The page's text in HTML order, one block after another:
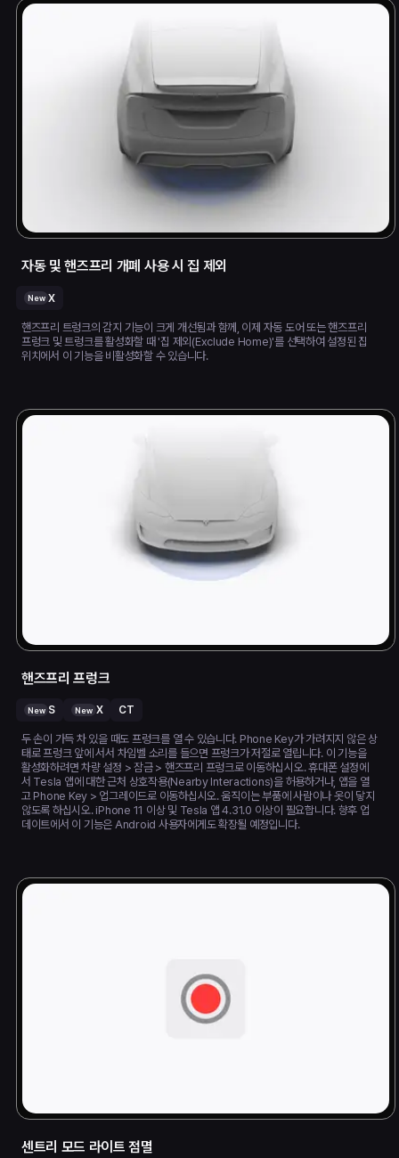
자동 및 핸즈프리 개폐 사용 시 집 제외
New X
핸즈프리 트렁크의 감지 기능이 크게 개선됨과 함께, 이제 자동 도어 또는 핸즈프리
프렁크 및 트렁크를 활성화할 때 '집 제외(Exclude Home)'를 선택하여 설정된 집
위치에서 이 기능을 비활성화할 수 있습니다.
핸즈프리 프렁크
New S New X CT
두 손이 가득 차 있을 때도 프렁크를 열 수 있습니다. Phone Key가 가려지지 않은 상
태로 프렁크 앞에 서서 차임벨 소리를 들으면 프렁크가 저절로 열립니다. 이 기능을
활성화하려면 차량 설정 > 잠금 > 핸즈프리 프렁크로 이동하십시오. 휴대폰 설정에
서 Tesla 앱에 대한 근처 상호작용(Nearby Interactions)을 허용하거나, 앱을 열
고 Phone Key > 업그레이드로 이동하십시오. 움직이는 부품에 사람이나 옷이 닿지
않도록 하십시오. iPhone 11 이상 및 Tesla 앱 4.31.0 이상이 필요합니다. 향후 업
데이트에서 이 기능은 Android 사용자에게도 확장될 예정입니다.
센트리 모드 라이트 점멸